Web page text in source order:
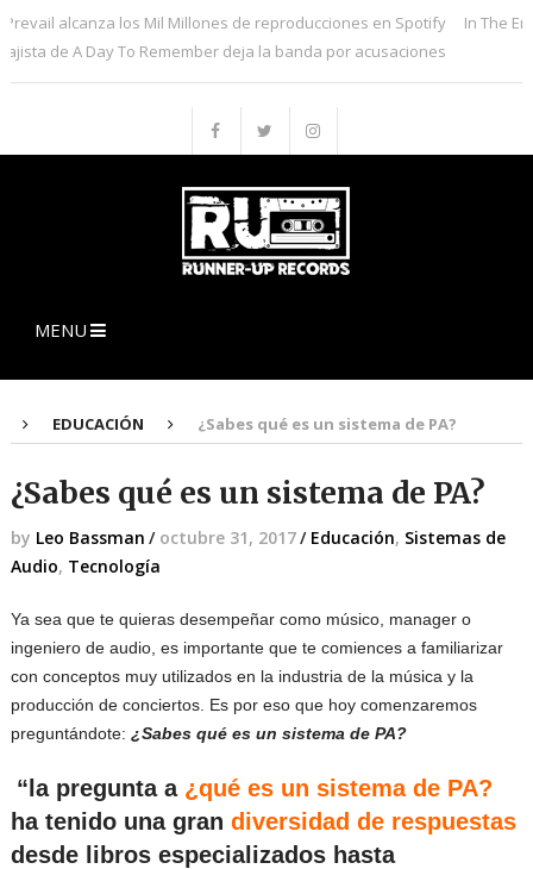
los Mil Millones de reproducciones en Spotify
In The End de
Day To Remember deja la banda por acusaciones
MENU
EDUCACIÓN ¿Sabes qué es un sistema de PA?
¿Sabes qué es un sistema de PA?
by Leo Bassman / octubre 31, 2017/ Educación, Sistemas de
Audio, Tecnología
Ya sea que te quieras desempeñar como músico, manager o
ingeniero de audio, es importante que te comiences a familiarizar
con conceptos muy utilizados en la industria de la música y la
producción de conciertos. Es por eso que hoy comenzaremos
preguntándote: ¿Sabes qué es un sistema de PA?
“la pregunta a¿qué es un sistema de PA?
ha tenido una gran diversidad de respuestas
desde libros especializados hasta